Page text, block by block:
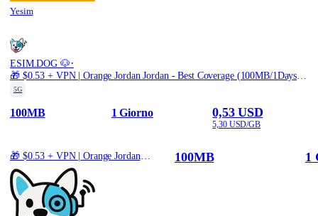
Yesim
ESIM.DOG 🐶·
5G
100MB 1 Giorno 0,53 USD
5,30 USD/GB
100MB 1